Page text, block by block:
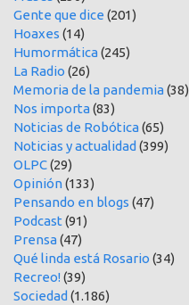
Gente que dice (201)
Hoaxes (14)
Humormática(245)
La Radio (26)
Memoria de la pandemia(38)
Nos importa(83)
Noticias de Robótica(65)
Noticias y actualidad (399)
OLPC(29)
Opinión(133)
Pensando en blogs (47)
Podcast (91)
Prensa(47)
Qué linda está Rosario (34)
Recreo!(39)
Sociedad (1.186)